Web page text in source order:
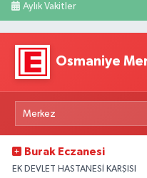
Aylık Vakitler
Osmaniye
Burak Eczanesi
EK DEVLET HASTANESİ KARŞISI